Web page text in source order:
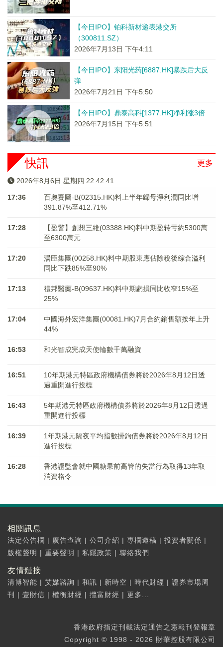
【今日IPO】铂科新材递表港交所
（300811.SZ）
2026年7月13日 下午4:11
【今日IPO】东阳光药[6887.HK]暴跌后大反
弹
2026年7月21日 下午5:50
【今日IPO】鼎泰高科[1377.HK]净利涨3倍
2026年7月15日 下午5:51
更多
快訊
2026年8月6日 星期四 22:42:42
17:36
百奧賽圖-B(02315.HK)料上半年歸母淨利潤同比增
391.87%至412.71%
17:28
【盈警】創想三維(03388.HK)料中期盈转亏約5300萬
至6300萬元
17:20
湯臣集團(00258.HK)料中期股東應佔除稅後綜合溢利
同比下跌85%至90%
17:13
禮邦醫藥-B(09637.HK)料中期虧損同比收窄15%至
25%
17:04
中國海外宏洋集團(00081.HK)7月合約銷售額按年上升
44%
16:53 和光智成完成天使輪數千萬融資
16:51
10年期港元特區政府機構債券將於2026年8月12日透
過重開進行投標
16:43
5年期港元特區政府機構債券將於2026年8月12日透過
重開進行投標
16:39
1年期港元隔夜平均指數掛鉤債券將於2026年8月12日
進行投標
16:28
香港證監會就中國糖果前高管的失當行為取得13年取
消資格令
相關訊息
法定公告欄 | 廣告查詢 | 公司介紹 | 專欄邀稿 | 投資者關係 |
版權聲明 | 重要聲明 | 私隱政策 | 聯絡我們
友情鏈接
清博智能 | 艾媒諮詢 | 和訊 | 新時空 | 時代財經 | 證券市場周
刊
| 壹財信 | 權衡財經 | 攬富財經 | 更多...
香港政府指定刊載法定通告之憲報刊登報章
Copyright © 1998 - 2026 財華控股有限公司